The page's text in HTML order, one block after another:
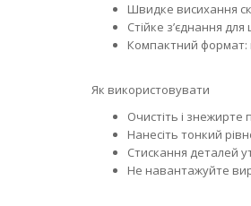
Швидке висихання
Стійке з’єднання
Компактний формат:
Як використовувати
Очистіть і знежирте
Нанесіть тонкий
Стискання деталей
Не навантажуйте